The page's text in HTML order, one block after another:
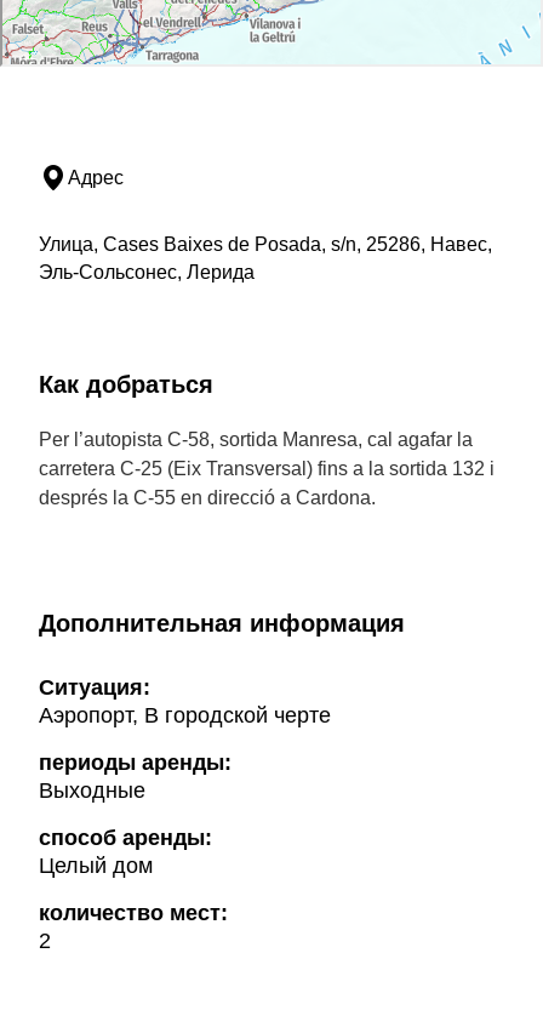
Адрес
Улица, Cases Baixes de Posada, s/n, 25286, Навес,
Эль-Сольсонес, Лерида
Как добраться
Per l’autopista C-58, sortida Manresa, cal agafar la
carretera C-25 (Eix Transversal) fins a la sortida 132 i
després la C-55 en direcció a Cardona.
Дополнительная информация
Ситуация:
Аэропорт, В городской черте
периоды аренды:
Выходные
способ аренды:
Целый дом
количество мест:
2